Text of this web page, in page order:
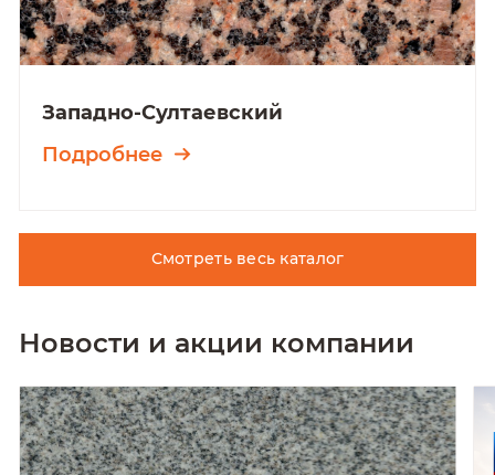
Западно-Султаевский
Подробнее
Смотреть весь каталог
Новости и акции компании